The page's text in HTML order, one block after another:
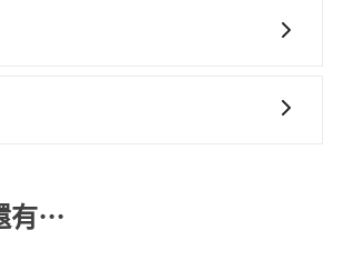
手上有優惠代碼，歡迎直接使用，不
有⋯